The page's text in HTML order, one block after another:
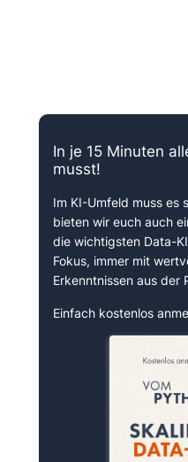
In je 15 Minuten
musst!
Im KI-Umfeld muss es
bieten wir euch auch
die wichtigsten Data-
Fokus, immer mit
Erkenntnissen aus der
Einfach kostenlos